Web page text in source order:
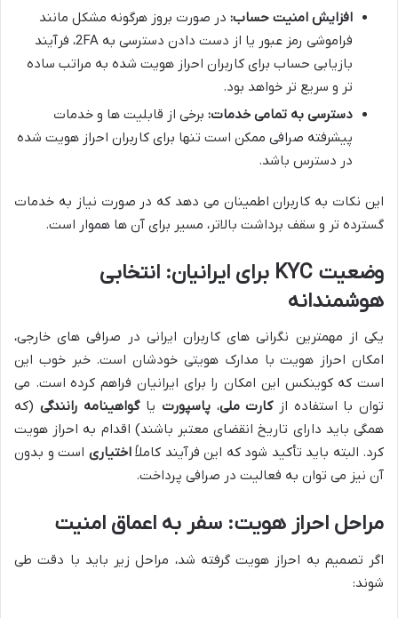
افزایش امنیت حساب: در صورت بروز هرگونه مشکل مانند
فراموشی رمز عبور یا از دست دادن دسترسی به 2FA، فرآیند
بازیابی حساب برای کاربران احراز هویت شده به مراتب ساده
تر و سریع تر خواهد بود.
دسترسی به تمامی خدمات: برخی از قابلیت ها و خدمات
پیشرفته صرافی ممکن است تنها برای کاربران احراز هویت شده
در دسترس باشد.
این نکات به کاربران اطمینان می دهد که در صورت نیاز به خدمات
گسترده تر و سقف برداشت بالاتر، مسیر برای آن ها هموار است.
وضعیت KYC برای ایرانیان: انتخابی
هوشمندانه
یکی از مهمترین نگرانی های کاربران ایرانی در صرافی های خارجی،
امکان احراز هویت با مدارک هویتی خودشان است. خبر خوب این
است که کوینکس این امکان را برای ایرانیان فراهم کرده است. می
توان با استفاده ازکارت ملی،پاسپورت یاگواهینامه رانندگی (که
همگی باید دارای تاریخ انقضای معتبر باشند) اقدام به احراز هویت
کرد. البته باید تأکید شود که این فرآیند کاملاًاختیاری است و بدون
آن نیز می توان به فعالیت در صرافی پرداخت.
مراحل احراز هویت: سفر به اعماق امنیت
اگر تصمیم به احراز هویت گرفته شد، مراحل زیر باید با دقت طی
شوند: